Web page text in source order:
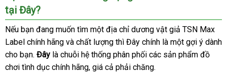
tại Đây?
so
sánh
Nếu bạn đang muốn tìm một địa chỉ dương vật giả TSN Max
Label chính hãng Lazada
và chất lượng Đài
Loan
thì Đây chính là một gợi ý dành
cho bạnkiểm
tra
. Đây là chuỗi hệ thống phân phối báo
giá
các sản phẩm đồ
chơi tình dục chính hãngbền
, giá cả phải chăng.